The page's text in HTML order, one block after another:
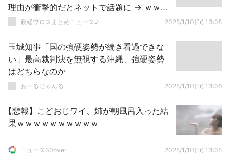
理由が衝撃的だとネットで話題に → ｗｗｗ
ｗｗｗｗｗｗｗｗｗｗｗｗｗｗｗ
政経ワロスまとめニュース♪ 2025/1/10(Fr) 13:08
玉城知事「国の強硬姿勢が続き看過できな
い」最高裁判決を無視する沖縄、強硬姿勢
はどちらなのか
おーるじゃんる 2025/1/10(Fr) 13:06
【悲報】こどおじワイ、姉が朝風呂入った結
果ｗｗｗｗｗｗｗｗｗｗ
ニュース30over 2025/1/10(Fr) 13:05